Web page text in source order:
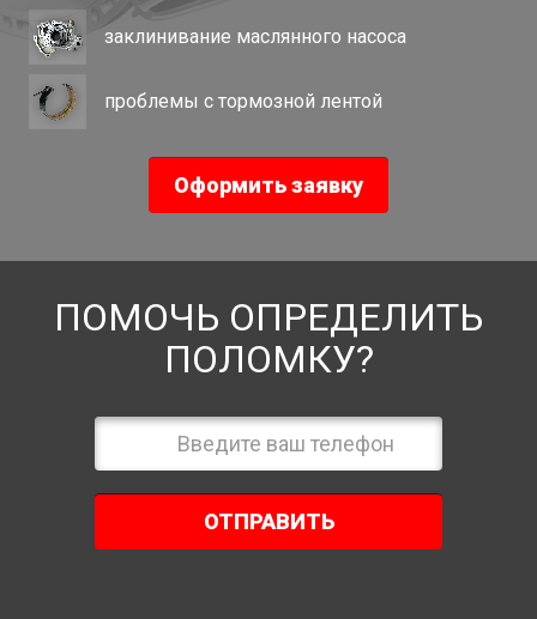
заклинивание маслянного насоса
проблемы с тормозной лентой
Оформить заявку
ПОМОЧЬ ОПРЕДЕЛИТЬ
ПОЛОМКУ?
ОТПРАВИТЬ